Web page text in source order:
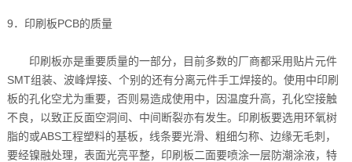
9．印刷板PCB的质量
印刷板亦是重要质量的一部分，目前多数的厂商都采用贴片元件
SMT组装、波峰焊接、个别的还有分离元件手工焊接的。使用中印刷
板的孔化空尤为重要，否则易造成使用中，因温度升高，孔化空接触
不良，以致正反面空洞间、中间断裂亦有发生。印刷板要选用环氧树
脂的或ABS工程塑料的基板，线条要光滑、粗细匀称、边缘无毛刺，
要经镍融处理，表面光亮平整，印刷板二面要喷涂一层防潮涂液，特